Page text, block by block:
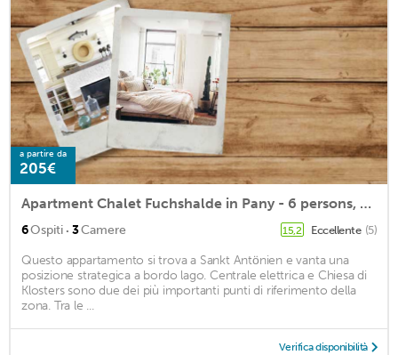
a partire da
205€
Apartment Chalet Fuchshalde in Pany - 6 persons, 3 bedrooms
6Ospiti · 3Camere 15,2 Eccellente (5)
Questo appartamento si trova a Sankt Antönien e vanta una
posizione strategica a bordo lago. Centrale elettrica e Chiesa di
Klosters sono due dei più importanti punti di riferimento della
zona. Tra le ...
Verifica disponibilità